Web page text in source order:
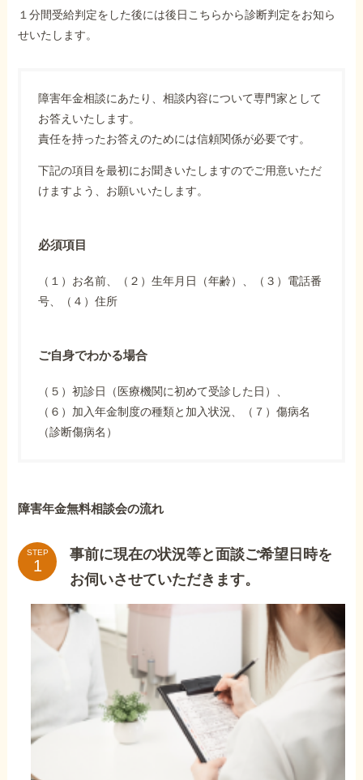
１分間受給判定をした後には後日こちらから診断判定をお知ら
せいたします。
障害年金相談にあたり、相談内容について専門家として
お答えいたします。
責任を持ったお答えのためには信頼関係が必要です。
下記の項目を最初にお聞きいたしますのでご用意いただ
けますよう、お願いいたします。
必須項目
（１）お名前、（２）生年月日（年齢）、（３）電話番
号、（４）住所
ご自身でわかる場合
（５）初診日（医療機関に初めて受診した日）、
（６）加入年金制度の種類と加入状況、（７）傷病名
（診断傷病名）
障害年金無料相談会の流れ
STEP
事前に現在の状況等と面談ご希望日時を
お伺いさせていただきます。